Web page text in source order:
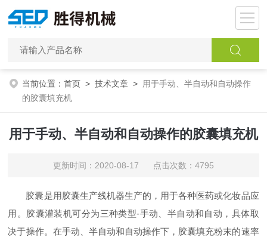
当前位置：首页 >技术文章 > 用于手动、半自动和自动操作
的胶囊填充机
用于手动、半自动和自动操作的胶囊填充机
更新时间：2020-08-17 点击次数：4795
胶囊是用胶囊生产线机器生产的，用于各种医药或化妆品应
用。胶囊灌装机可分为三种类型-手动、半自动和自动，具体取
决于操作。在手动、半自动和自动操作下，胶囊填充粉末的速率